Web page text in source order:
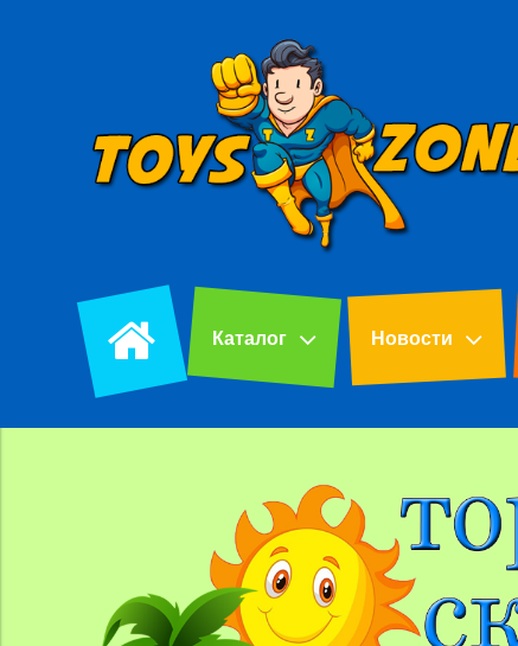
Каталог Новости